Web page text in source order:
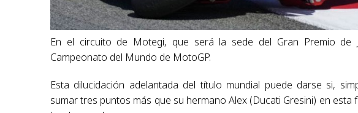
En el circuito de Motegi, que será la sede del Gran Premio de
Campeonato del Mundo de MotoGP.
Esta dilucidación adelantada del título mundial puede darse si,
sumar tres puntos más que su hermano Alex (Ducati Gresini) en